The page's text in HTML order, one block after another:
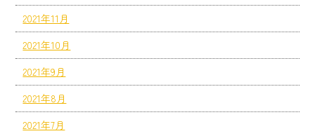
2021年11月
2021年10月
2021年9月
2021年8月
2021年7月